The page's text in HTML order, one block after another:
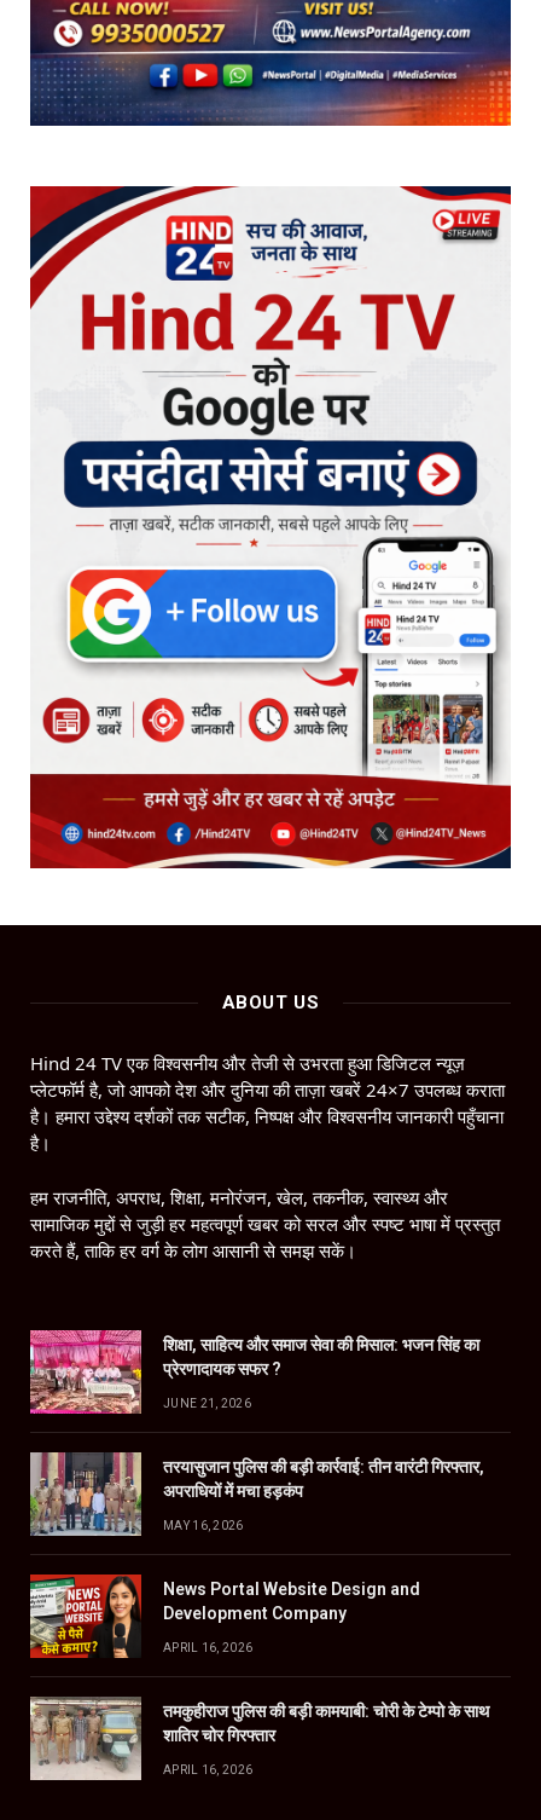
ABOUT US
Hind 24 TV एक विश्वसनीय और तेजी से उभरता हुआ डिजिटल न्यूज़
प्लेटफॉर्म है, जो आपको देश और दुनिया की ताज़ा खबरें 24×7 उपलब्ध कराता
है। हमारा उद्देश्य दर्शकों तक सटीक, निष्पक्ष और विश्वसनीय जानकारी पहुँचाना
है।
हम राजनीति, अपराध, शिक्षा, मनोरंजन, खेल, तकनीक, स्वास्थ्य और
सामाजिक मुद्दों से जुड़ी हर महत्वपूर्ण खबर को सरल और स्पष्ट भाषा में प्रस्तुत
करते हैं, ताकि हर वर्ग के लोग आसानी से समझ सकें।
शिक्षा, साहित्य और समाज सेवा की मिसाल: भजन सिंह का
प्रेरणादायक सफर ?
JUNE 21, 2026
तरयासुजान पुलिस की बड़ी कार्रवाई: तीन वारंटी गिरफ्तार,
अपराधियों में मचा हड़कंप
MAY 16, 2026
News Portal Website Design and
Development Company
APRIL 16, 2026
तमकुहीराज पुलिस की बड़ी कामयाबी: चोरी के टेम्पो के साथ
शातिर चोर गिरफ्तार
APRIL 16, 2026